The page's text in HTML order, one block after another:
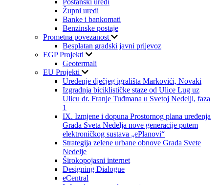
Župni uredi
Banke i bankomati
Benzinske postaje
Prometna povezanost
Besplatan gradski javni prijevoz
EGP Projekti
Geotermali
EU Projekti
Uređenje dječjeg igrališta Markovići, Novaki
Izgradnja biciklističke staze od Ulice Lug uz
Ulicu dr. Franje Tuđmana u Svetoj Nedelji, faza
1
IX. Izmjene i dopuna Prostornog plana uređenja
Grada Sveta Nedelja nove generacije putem
elektroničkog sustava „ePlanovi“
Strategija zelene urbane obnove Grada Svete
Nedelje
Širokopojasni internet
Designing Dialogue
eCentral